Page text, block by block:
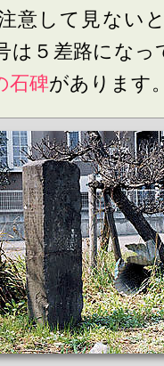
意して見ない
は５差路にな
石碑があります